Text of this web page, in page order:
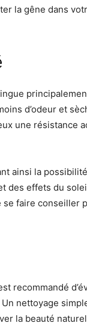
la gêne dans
d’odeur et
une résistance
ainsi la
des effets du
se faire conseiller
recommandé
nettoyage
la beauté